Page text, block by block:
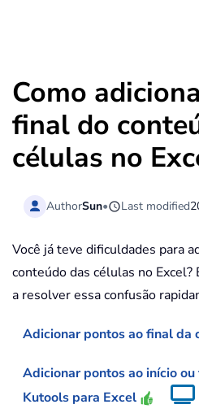
Como
final do
células no
AuthorSun• Last modified
Você já teve dificuldades para
conteúdo das células no
a resolver essa confusão
Adicionar pontos ao final da
Adicionar pontos ao início
Kutools para Excel